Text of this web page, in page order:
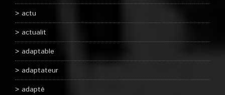
actu
actualit
adaptable
adaptateur
adapté